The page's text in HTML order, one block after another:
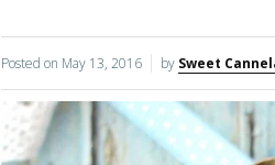
Posted on May 13, 2016 by Sweet